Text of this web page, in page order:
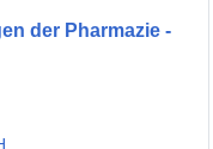
der Pharmazie -